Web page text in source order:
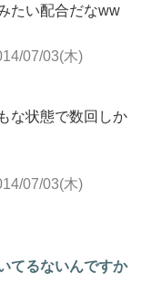
たい配合だなww
07/03(木)
な状態で数回しか
07/03(木)
てるないんですか